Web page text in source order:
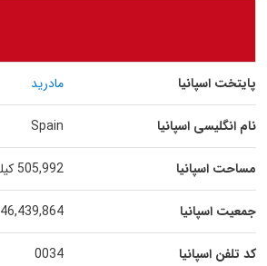
پایتخت اسپانیا مادرید
نام انگلیسی اسپانیا Spain
مساحت اسپانیا 505,992 کیلومتر مربع
جمعیت اسپانیا 46,439,864 نفر
کد تلفن اسپانیا 0034